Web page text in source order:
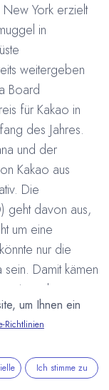
York erzielt
in
weitergeben
Board
für Kakao in
des Jahres.
und der
Kakao aus
Die
geht davon aus,
um eine
nur die
Damit kämen
einem besseren
auf dem
um Ihnen ein
Richtlinien
Ich stimme zu